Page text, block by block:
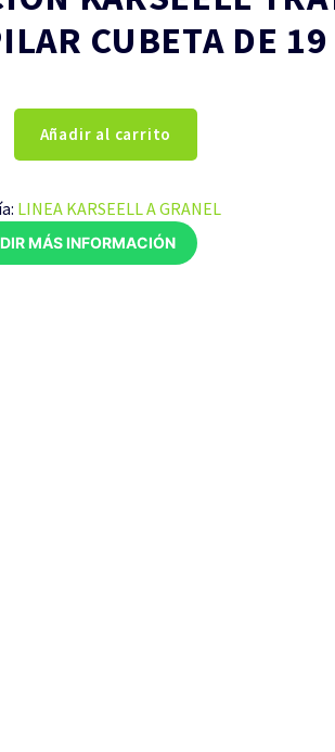
CUBETA DE
Añadir al carrito
LINEA KARSEELL A GRANEL
MÁS INFORMACIÓN